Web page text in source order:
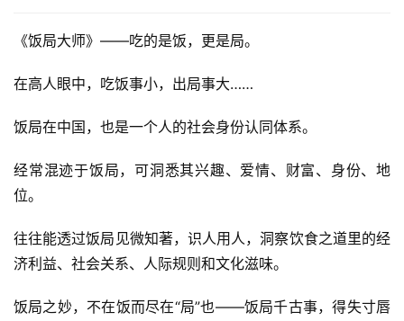
首
页
业
讯
眼
案
《饭局大师》——吃的是饭，更是局。
在高人眼中，吃饭事小，出局事大……
饭局在中国，也是一个人的社会身份认同体系。
经常混迹于饭局，可洞悉其兴趣、爱情、财富、身份、地
位。
往往能透过饭局见微知著，识人用人，洞察饮食之道里的经
济利益、社会关系、人际规则和文化滋味。
饭局之妙，不在饭而尽在“局”也——饭局千古事，得失寸唇